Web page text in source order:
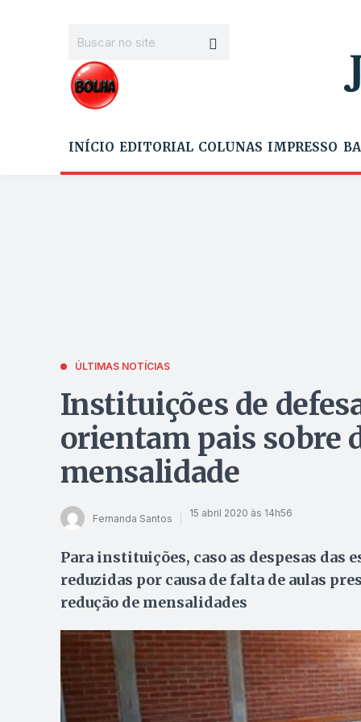
INÍCIO EDITORIAL COLUNAS IMPRESSO
ÚLTIMAS NOTÍCIAS
Instituições de
orientam pais sobre
mensalidade
Fernanda Santos 15 abril 2020 às 14h56
Para instituições, caso as despesas das
reduzidas por causa de falta de aulas
redução de mensalidades